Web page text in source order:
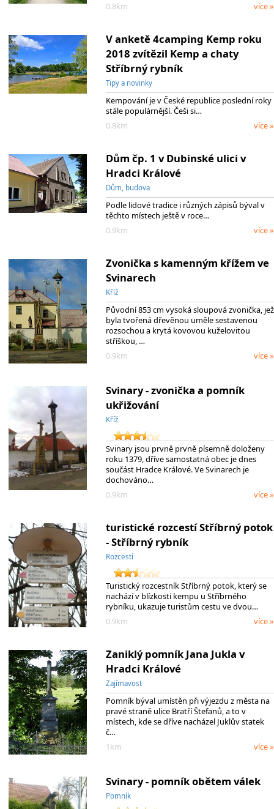
0.8km
více »
V anketě 4camping Kemp roku
2018 zvítězil Kemp a chaty
Stříbrný rybník
Tipy a novinky
Kempování je v České republice poslední roky
stále populárnější. Češi si…
0.8km
více »
Dům čp. 1 v Dubinské ulici v
Hradci Králové
Dům, budova
Podle lidové tradice i různých zápisů býval v
těchto místech ještě v roce…
0.9km
více »
Zvonička s kamenným křížem ve
Svinarech
Kříž
Původní 853 cm vysoká sloupová zvonička, jež
byla tvořená dřevěnou uměle sestavenou
rozsochou a krytá kovovou kuželovitou
stříškou, …
0.9km
více »
Svinary - zvonička a pomník
ukřižování
Kříž
Svinary jsou prvně prvně písemně doloženy
roku 1379, dříve samostatná obec je dnes
součást Hradce Králové. Ve Svinarech je
dochováno…
0.9km
více »
turistické rozcestí Stříbrný potok
- Stříbrný rybník
Rozcestí
Turistický rozcestník Stříbrný potok, který se
nachází v blízkosti kempu u Stříbrného
rybníku, ukazuje turistům cestu ve dvou…
0.9km
více »
Zaniklý pomník Jana Jukla v
Hradci Králové
Zajímavost
Pomník býval umístěn při výjezdu z města na
pravé straně ulice Bratří Štefanů, a to v
místech, kde se dříve nacházel Juklův statek
č…
1km
více »
Svinary - pomník obětem válek
Pomník